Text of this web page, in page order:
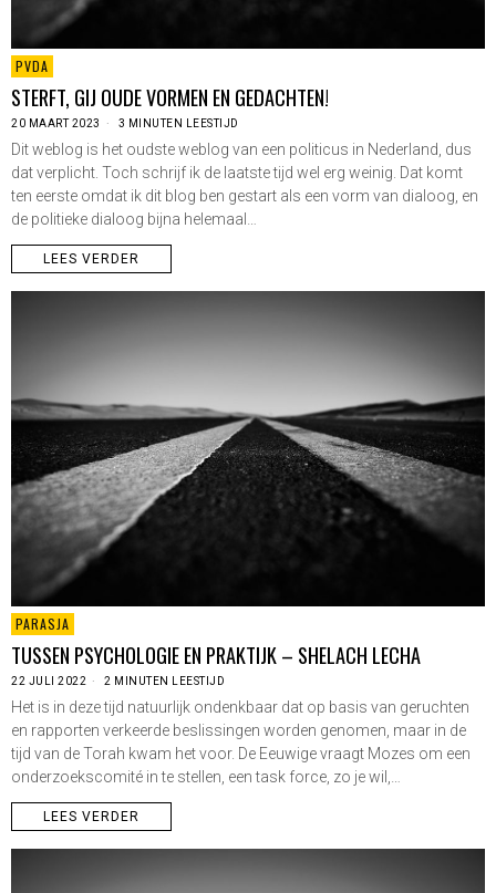
PVDA
STERFT, GIJ OUDE VORMEN EN GEDACHTEN!
20 MAART 2023 3 MINUTEN LEESTIJD
Dit weblog is het oudste weblog van een politicus in Nederland, dus
dat verplicht. Toch schrijf ik de laatste tijd wel erg weinig. Dat komt
ten eerste omdat ik dit blog ben gestart als een vorm van dialoog, en
de politieke dialoog bijna helemaal…
LEES VERDER
PARASJA
TUSSEN PSYCHOLOGIE EN PRAKTIJK – SHELACH LECHA
22 JULI 2022 2 MINUTEN LEESTIJD
Het is in deze tijd natuurlijk ondenkbaar dat op basis van geruchten
en rapporten verkeerde beslissingen worden genomen, maar in de
tijd van de Torah kwam het voor. De Eeuwige vraagt Mozes om een
onderzoekscomité in te stellen, een task force, zo je wil,…
LEES VERDER